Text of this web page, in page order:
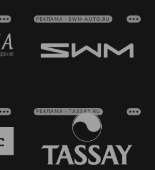
РЕКЛАМА • SWM-AUTO.RU
РЕКЛАМА • TASSAY.RU